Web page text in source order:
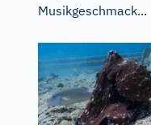
Musikgeschmack...